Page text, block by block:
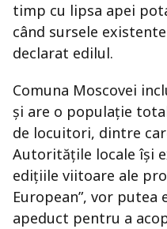
timp cu lipsa apei
când sursele
declarat edilul.
Comuna Moscovei
și are o populație
de locuitori, dintre
Autoritățile locale își
edițiile viitoare ale
European”, vor putea
apeduct pentru a